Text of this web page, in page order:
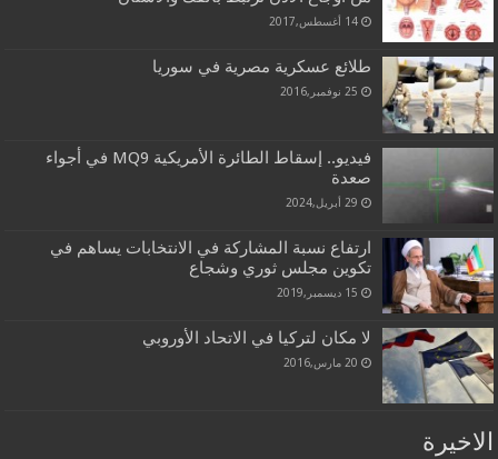
14 أغسطس,2017
طلائع عسكرية مصرية في سوريا
25 نوفمبر,2016
فيديو.. إسقاط الطائرة الأمريكية MQ9 في أجواء
صعدة
29 أبريل,2024
ارتفاع نسبة المشاركة في الانتخابات يساهم في
تكوين مجلس ثوري وشجاع
15 ديسمبر,2019
لا مكان لتركيا في الاتحاد الأوروبي
20 مارس,2016
الاخيرة